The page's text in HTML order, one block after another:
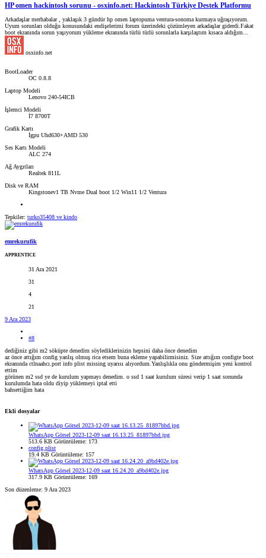
HP omen hackintosh sorunu - osxinfo.net: Hackintosh Türkiye Destek Platformu
Arkadaşlar merhabalar , yaklaşık 3 gündür hp omen laptopuma ventura-sonoma kurmaya uğraşıyorum.
Uyum sorunları olduğu konusundaki endişelerimi forum üzerindeki çözümleyen arkadaşlar giderdi.Fakat
boot ekranında sorun yaşıyorum yükleme ekranında türlü türlü sorunlarla karşılaştım kısaca aldığım...
osxinfo.net
BootLoader
OC 0.8.8
Laptop Modeli
Lenovo 240-54ICB
İşlemci Modeli
İ7 8700T
Grafik Kartı
İgpu Uhd630+AMD 530
Ses Kartı Modeli
ALC 274
Ağ Aygıtları
Realtek 811L
Disk ve RAM
Kingstonev1 TB Nvme Dual boot 1/2 Win11 1/2 Ventura
Tepkiler: turko35408 ve kindo
emrekurufik
APPRENTICE
31 Ara 2021
31
4
21
9 Ara 2023
#8
dediğiniz gibi m2 söküpte denedim söylediklerinizin hepsini daha önce denedim
az önce attığım config yanlış olmuş rica etsem buna ekleme yapabilirmisiniz. Size attığım configte boot
ekranında ctlnaahcı.port info plist missing uyarısı alıyordum.Yanlışlıkla onu göndermişim yeni kontrol
ettim
görünen m2 ssd ye de kurulum yapmayı denedim. o ssd 1 saat kurulum süresi verip 1 saat sonunda
kurulumda hata oldu diyip yüklemeyi iptal etti
bahsettiğim hata
Ekli dosyalar
WhatsApp Görsel 2023-12-09 saat 16.13.25_81897bbd.jpg
513.6 KB Görüntüleme: 173
config.plist
19.4 KB Görüntüleme: 157
WhatsApp Görsel 2023-12-09 saat 16.24.20_a9bd402e.jpg
317.9 KB Görüntüleme: 169
Son düzenleme: 9 Ara 2023